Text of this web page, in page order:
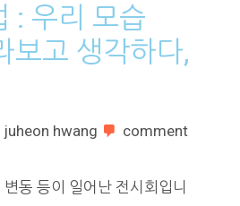
: 우리 모습
보고 생각하다,
juheon hwang comment
동 등이 일어난 전시회입니